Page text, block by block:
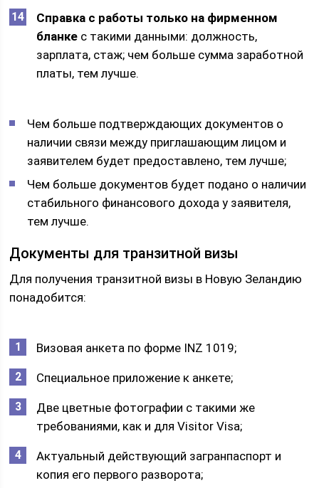
Справка с работы только на фирменном
бланке с такими данными: должность,
зарплата, стаж; чем больше сумма заработной
платы, тем лучше.
Чем больше подтверждающих документов о
наличии связи между приглашающим лицом и
заявителем будет предоставлено, тем лучше;
Чем больше документов будет подано о наличии
стабильного финансового дохода у заявителя,
тем лучше.
Документы для транзитной визы
Для получения транзитной визы в Новую Зеландию
понадобится:
Визовая анкета по форме INZ 1019;
Специальное приложение к анкете;
Две цветные фотографии с такими же
требованиями, как и для Visitor Visa;
Актуальный действующий загранпаспорт и
копия его первого разворота;